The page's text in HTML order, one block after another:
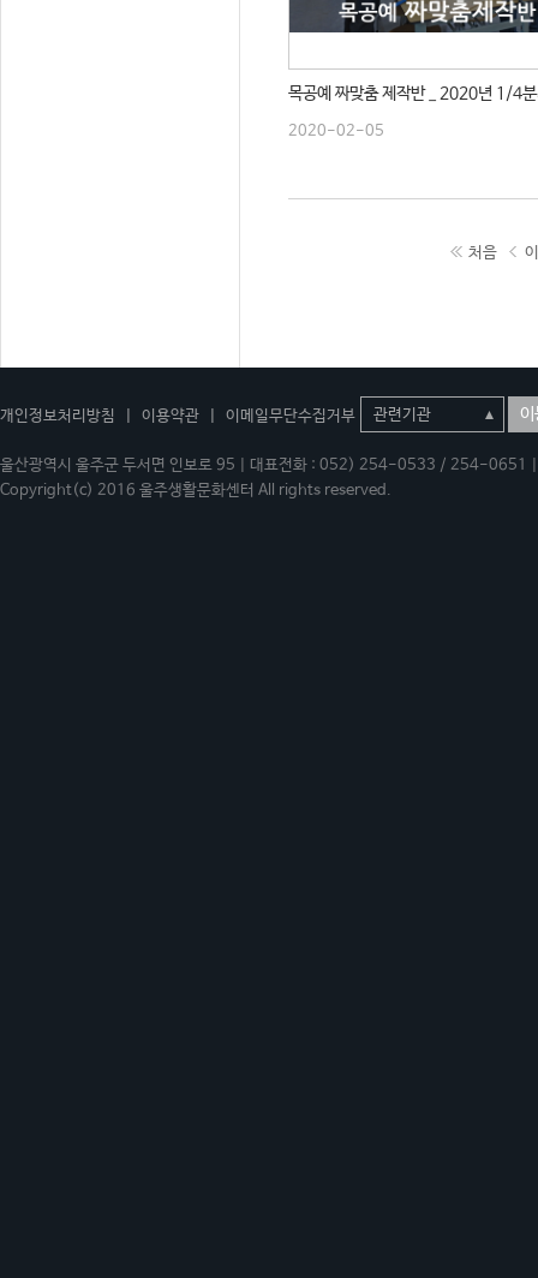
목공예 짜맞춤 제작반 _ 2020년 1/4
2020-02-05
처음
개인정보처리방침 이용약관 이메일무단수집거부 이
울산광역시 울주군 두서면 인보로 95 | 대표전화 : 052) 254-0533 / 254-
Copyright(c) 2016 울주생활문화센터 All rights reserved.